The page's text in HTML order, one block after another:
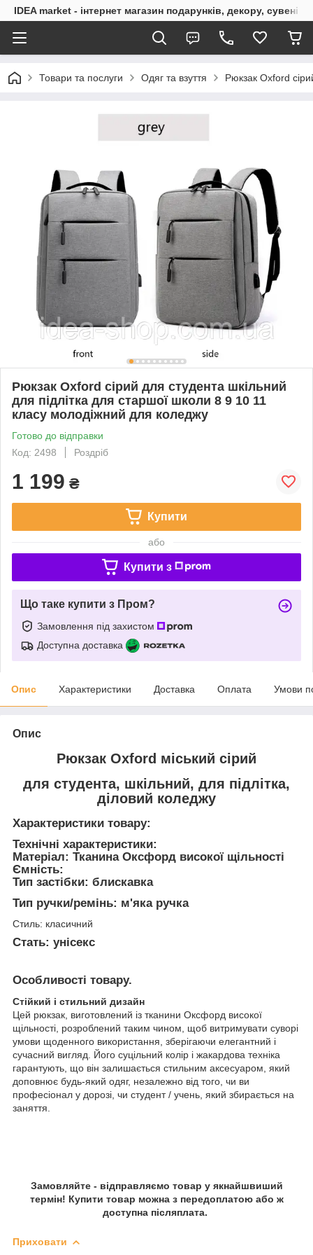
IDEA market - інтернет магазин подарунків, декору,
Товари та послуги Одяг та взуття Рюкзак Oxford
Рюкзак Oxford сірий для студента шкільний
для підлітка для старшої школи 8 9 10 11
класу молодіжний для коледжу
Готово до відправки
Код: 2498
Роздріб
1 199 ₴
Купити
або
Купити з
Що таке купити з Пром?
Замовлення під захистом
Доступна доставка
Опис Характеристики Доставка Оплата Умови
Опис
Рюкзак Oxford міський сірий
для студента, шкільний, для підлітка,
діловий коледжу
Характеристики товару:
Технічні характеристики:
Матеріал: Тканина Оксфорд високої щільності
Ємність:
Тип застібки: блискавка
Тип ручки/ремінь: м'яка ручка
Стиль: класичний
Стать: унісекс
Особливості товару.
Стійкий і стильний дизайн
Цей рюкзак, виготовлений із тканини Оксфорд високої
щільності, розроблений таким чином, щоб витримувати суворі
умови щоденного використання, зберігаючи елегантний і
сучасний вигляд. Його суцільний колір і жакардова техніка
гарантують, що він залишається стильним аксесуаром, який
доповнює будь-який одяг, незалежно від того, чи ви
професіонал у дорозі, чи студент / учень, який збирається на
заняття.
Замовляйте - відправляємо товар у якнайшвиший
термін! Купити товар можна з передоплатою або ж
доступна післяплата.
Приховати